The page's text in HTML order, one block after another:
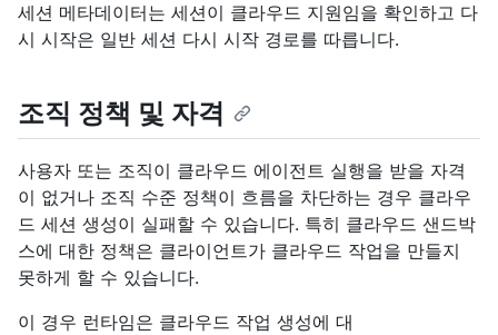
세션 메타데이터는 세션이 클라우드 지원임을 확인하고 다
시 시작은 일반 세션 다시 시작 경로를 따릅니다.
조직 정책 및 자격
사용자 또는 조직이 클라우드 에이전트 실행을 받을 자격
이 없거나 조직 수준 정책이 흐름을 차단하는 경우 클라우
드 세션 생성이 실패할 수 있습니다. 특히 클라우드 샌드박
스에 대한 정책은 클라이언트가 클라우드 작업을 만들지
못하게 할 수 있습니다.
이 경우 런타임은 클라우드 작업 생성에 대